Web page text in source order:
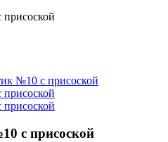
с присоской